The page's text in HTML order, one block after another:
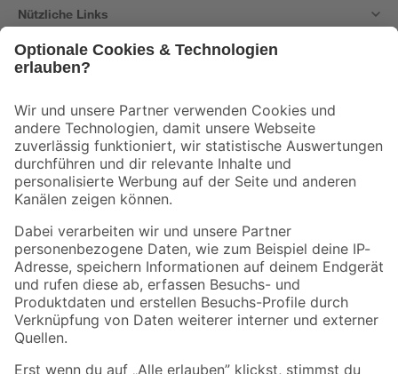
Nützliche Links
Der toom Newsletter: Keine Angebote und Aktionen mehr verpassen!
Zur Newsletter Anmeldung
Folge uns
Zahlungsarten Versandarten
Sicher einkaufen